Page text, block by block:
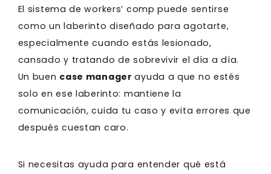
El sistema de workers’ comp puede sentirse
como un laberinto diseñado para agotarte,
especialmente cuando estás lesionado,
cansado y tratando de sobrevivir el día a día.
Un buen case managerayuda a que no estés
solo en ese laberinto: mantiene la
comunicación, cuida tu caso y evita errores que
después cuestan caro.
Si necesitas ayuda para entender qué está